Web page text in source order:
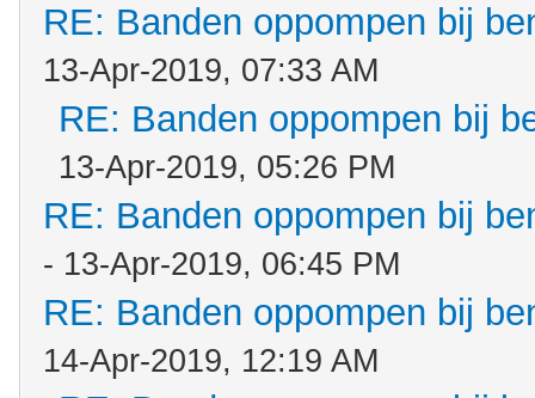
RE: Banden oppompen bij
13-Apr-2019, 07:33 AM
RE: Banden oppompen bij
13-Apr-2019, 05:26 PM
RE: Banden oppompen bij
- 13-Apr-2019, 06:45 PM
RE: Banden oppompen bij
14-Apr-2019, 12:19 AM